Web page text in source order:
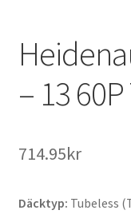
– 13
714.95kr
Däcktyp: Tubeless